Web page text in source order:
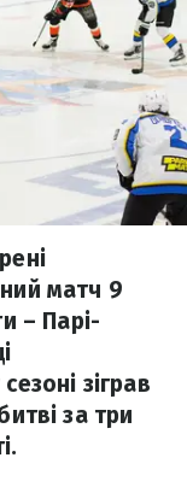
матч 9
– Парі-
зіграв
за три